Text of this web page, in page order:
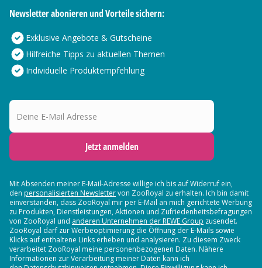
Newsletter abonieren und Vorteile sichern:
Exklusive Angebote & Gutscheine
Hilfreiche Tipps zu aktuellen Themen
Individuelle Produktempfehlung
Deine E-Mail Adresse
Jetzt anmelden
Mit Absenden meiner E-Mail-Adresse willige ich bis auf Widerruf ein,
den personalisierten Newslettervon ZooRoyal zu erhalten. Ich bin damit
einverstanden, dass ZooRoyal mir per E-Mail an mich gerichtete Werbung
zu Produkten, Dienstleistungen, Aktionen und Zufriedenheitsbefragungen
von ZooRoyal und anderen Unternehmen der REWE Group zusendet.
ZooRoyal darf zur Werbeoptimierung die Öffnung der E-Mails sowie
Klicks auf enthaltene Links erheben und analysieren. Zu diesem Zweck
verarbeitet ZooRoyal meine personenbezogenen Daten. Nähere
Informationen zur Verarbeitung meiner Daten kann ich